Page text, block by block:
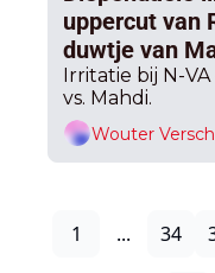
uppercut van
duwtje van
elkaar op”,
voor Vlaamse
Irritatie bij N-
vs. Mahdi.
Wouter
1 ... 34